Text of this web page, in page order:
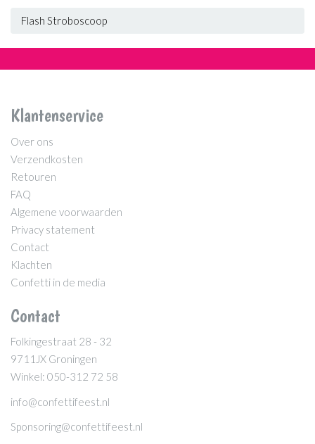
Flash Stroboscoop
Klantenservice
Over ons
Verzendkosten
Retouren
FAQ
Algemene voorwaarden
Privacy statement
Contact
Klachten
Confetti in de media
Contact
Folkingestraat 28 - 32
9711JX Groningen
Winkel: 050-312 72 58
info@confettifeest.nl
Sponsoring@confettifeest.nl